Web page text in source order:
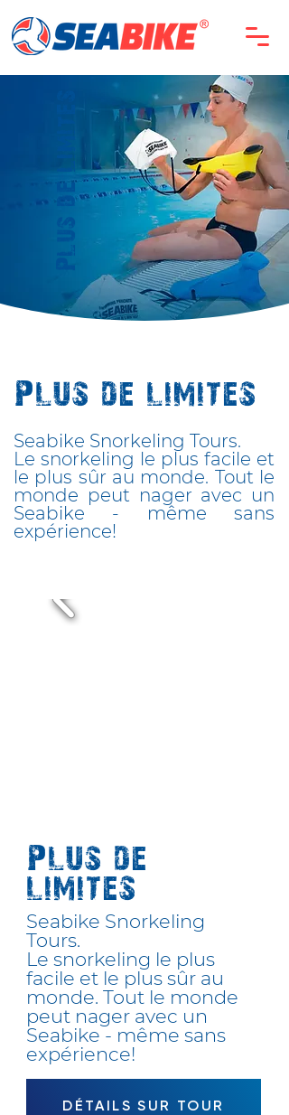
Plus de limites
Plus de limites
Seabike Snorkeling Tours.
Le snorkeling le plus facile et
le plus sûr au monde. Tout le
monde peut nager avec un
Seabike - même sans
expérience!
Plus de
limites
Seabike Snorkeling
Tours.
Le snorkeling le plus
facile et le plus sûr au
monde. Tout le monde
peut nager avec un
Seabike - même sans
expérience!
DÉTAILS SUR TOUR